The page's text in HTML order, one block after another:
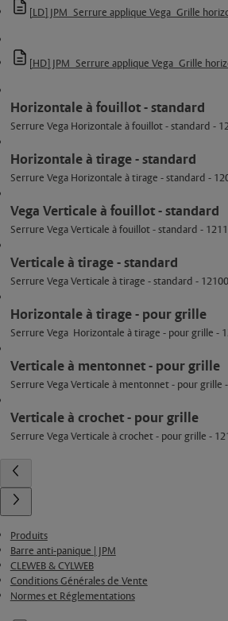
[LD] JPM_Serrure applique Vega_Grille
[HD] JPM_Serrure applique Vega_Grille
Horizontale à fouillot - standard
Serrure Vega Horizontale à fouillot - standard -
Horizontale à tirage - standard
Serrure Vega Horizontale à tirage - standard -
Vega Verticale à fouillot - standard
Serrure Vega Verticale à fouillot - standard -
Verticale à tirage - standard
Serrure Vega Verticale à tirage - standard -
Horizontale à tirage - pour grille
Serrure Vega Horizontale à tirage - pour grille -
Verticale à mentonnet - pour grille
Serrure Vega Verticale à mentonnet - pour grille
Verticale à crochet - pour grille
Serrure Vega Verticale à crochet - pour grille -
Produits
Barre anti-panique | JPM
CLEWEB & CYLWEB
Conditions Générales de Vente
Normes et Réglementations